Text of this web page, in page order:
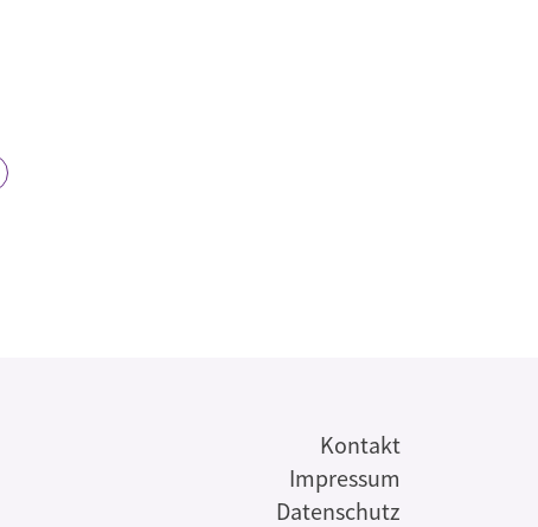
Kontakt
Impressum
Datenschutz